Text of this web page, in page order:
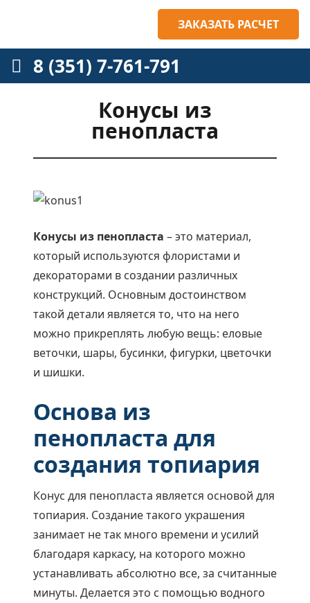
ЗАКАЗАТЬ РАСЧЕТ
8 (351) 7-761-791
Конусы из
пенопласта
Конусы из пенопласта – это материал,
который используются флористами и
декораторами в создании различных
конструкций. Основным достоинством
такой детали является то, что на него
можно прикреплять любую вещь: еловые
веточки, шары, бусинки, фигурки, цветочки
и шишки.
Основа из
пенопласта для
создания топиария
Конус для пенопласта является основой для
топиария. Создание такого украшения
занимает не так много времени и усилий
благодаря каркасу, на которого можно
устанавливать абсолютно все, за считанные
минуты. Делается это с помощью водного